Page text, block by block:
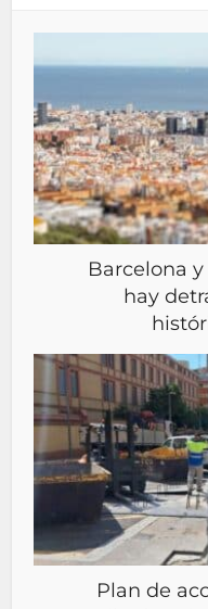
Barcelona
hay
Plan de